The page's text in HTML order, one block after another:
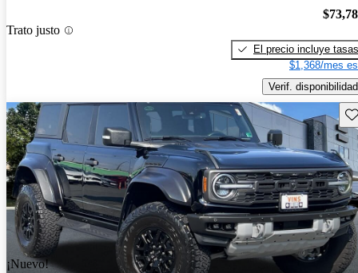
Trato justo
El precio incluye tasas
$1,368/mes
Verif. disponibilidad
¡Nuevo!